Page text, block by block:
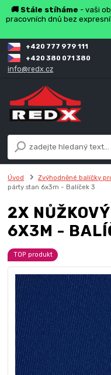
🚚 Stále stíháme - vaši
pracovních dnů bez
+420 777 979 111
+420 380 071 380
info@redx.cz
Úvod Zvýhodněné balíčky
párty stan 6x3m - Balíček 3
2X
6X3M -
TOP produkt